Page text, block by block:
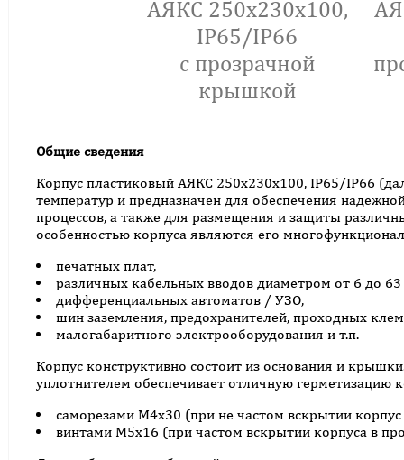
АЯКС 250x230x100,
IP65/IP66
с прозрачной
крышкой
Общие сведения
Корпус пластиковый АЯКС 250x230x100, IP65/IP66
температур и предназначен для обеспечения
процессов, а также для размещения и защиты
особенностью корпуса являются его
печатных плат,
различных кабельных вводов диаметром от 6 до
дифференциальных автоматов / УЗО,
шин заземления, предохранителей, проходных
малогабаритного электрооборудования и т.п.
Корпус конструктивно состоит из основания и
уплотнителем обеспечивает отличную
саморезами М4х30 (при не частом вскрытии корпус
винтами М5х16 (при частом вскрытии корпуса в